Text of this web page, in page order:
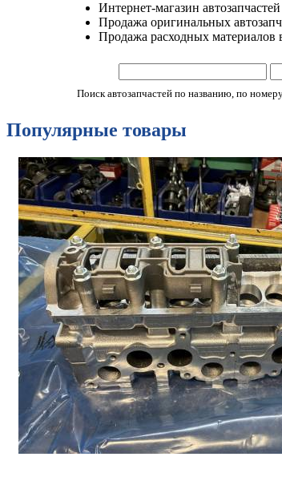
Интернет-магазин
Продажа оригинальных
Продажа расходных
Поиск автозапчастей по названию, по
Популярные товары